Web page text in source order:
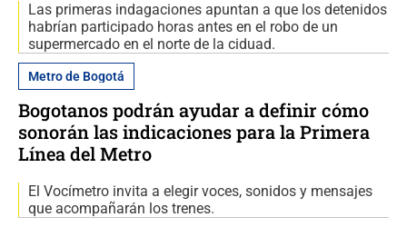
Las primeras indagaciones apuntan a que los detenidos
habrían participado horas antes en el robo de un
supermercado en el norte de la ciduad.
Metro de Bogotá
Bogotanos podrán ayudar a definir cómo
sonorán las indicaciones para la Primera
Línea del Metro
El Vocímetro invita a elegir voces, sonidos y mensajes
que acompañarán los trenes.